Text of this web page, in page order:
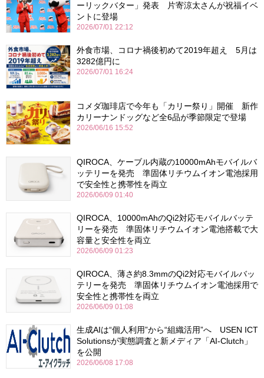
ーリックバター」発表 片寄涼太さんが祝福イベ
ントに登場
2026/07/01 22:12
外食市場、コロナ禍後初めて2019年超え 5月は
3282億円に
2026/07/01 16:24
コメダ珈琲店で今年も「カリー祭り」開催 新作
カリーナンドッグなど全6品が季節限定で登場
2026/06/16 15:52
QIROCA、ケーブル内蔵の10000mAhモバイルバ
ッテリーを発売 準固体リチウムイオン電池採用
で安全性と携帯性を両立
2026/06/09 01:40
QIROCA、10000mAhのQi2対応モバイルバッテ
リーを発売 準固体リチウムイオン電池搭載で大
容量と安全性を両立
2026/06/09 01:23
QIROCA、薄さ約8.3mmのQi2対応モバイルバッ
テリーを発売 準固体リチウムイオン電池採用で
安全性と携帯性を両立
2026/06/09 01:08
生成AIは“個人利用”から“組織活用”へ USEN ICT
Solutionsが実態調査と新メディア「AI-Clutch」
を公開
2026/06/08 17:08